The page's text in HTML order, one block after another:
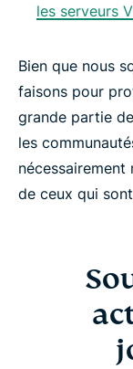
les serveurs
Bien que nous
faisons pour
grande partie
les
de ceux qui